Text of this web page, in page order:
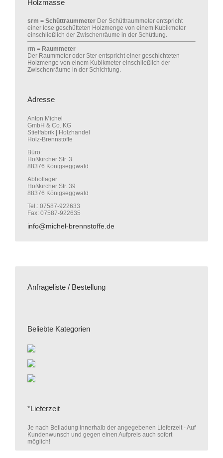
Holzmasse
srm = Schüttraummeter Der Schüttraummeter entspricht
einer lose geschütteten Holzmenge von einem Kubikmeter
einschließlich der Zwischenräume in der Schüttung.
rm = Raummeter
Der Raummeter oder Ster entspricht einer geschichteten
Holzmenge von einem Kubikmeter einschließlich der
Zwischenräume in der Schichtung.
Adresse
Anton Michel
GmbH & Co. KG
Stielfabrik | Holzhandel
Holz-Brennstoffe
Büro:
Hoßkircher Str. 3
88376 Königseggwald
Abhollager:
Hoßkircher Str. 39
88376 Königseggwald
Tel.: 07587-922633
Fax: 07587-922635
info@michel-brennstoffe.de
Anfrageliste / Bestellung
Beliebte Kategorien
*Lieferzeit
Je nach Beiladung innerhalb der angegebenen Lieferzeit - Auf
Kundenwunsch und gegen einen Aufpreis auch sofort
möglich!